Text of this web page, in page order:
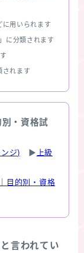
に用いられます
に分類されます
されます
・資格試
ジ) ▶ 上級
目的別・資格
言われてい